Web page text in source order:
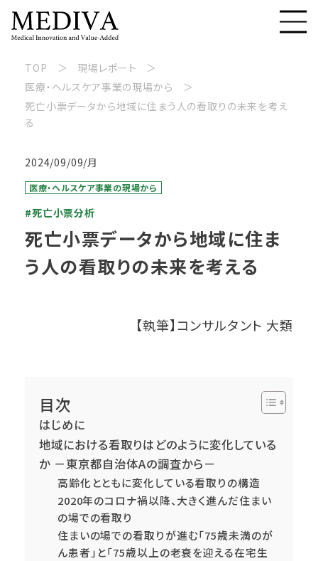
TOP
現場レポート
医療・ヘルスケア事業の現場から
死亡小票データから地域に住まう人の看取りの未来を考え
る
2024/09/09/月
医療・ヘルスケア事業の現場から
#死亡小票分析
死亡小票データから地域に住ま
う人の看取りの未来を考える
【執筆】コンサルタント 大類
目次
はじめに
地域における看取りはどのように変化している
か －東京都自治体Aの調査から－
高齢化とともに変化している看取りの構造
2020年のコロナ禍以降、大きく進んだ住まい
の場での看取り
住まいの場での看取りが進む「75歳未満のが
ん患者」と「75歳以上の老衰を迎える在宅生